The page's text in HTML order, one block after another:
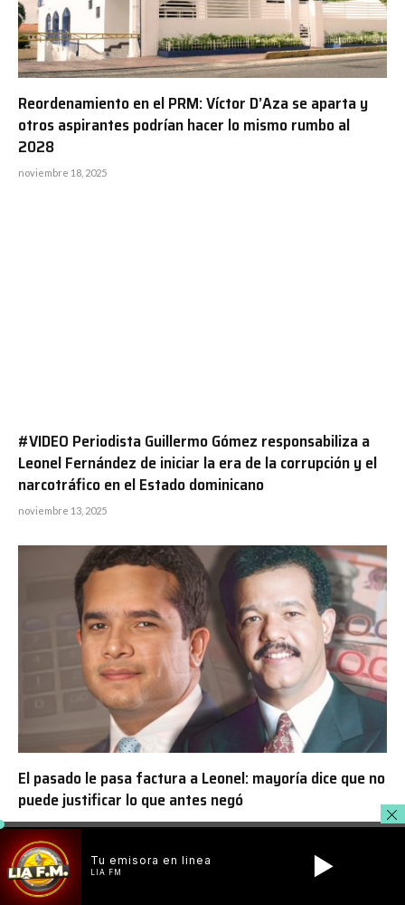
Reordenamiento en el PRM: Víctor D’Aza se aparta y
otros aspirantes podrían hacer lo mismo rumbo al
2028
noviembre 18, 2025
#VIDEO Periodista Guillermo Gómez responsabiliza a
Leonel Fernández de iniciar la era de la corrupción y el
narcotráfico en el Estado dominicano
noviembre 13, 2025
El pasado le pasa factura a Leonel: mayoría dice que no
puede justificar lo que antes negó
noviembre 8, 2025
Tu emisora en linea
LIA FM